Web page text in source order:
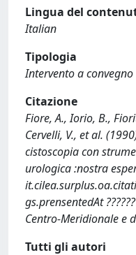
Lingua del
Italian
Tipologia
Intervento a convegno
Citazione
Fiore, A., Iorio, B.,
Cervelli, V., et al.
cistoscopia con
urologica :nostra
gs.prensentedAt
Centro-Meridionale e
Tutti gli autori